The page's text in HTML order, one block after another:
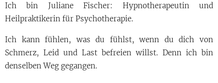
Ich bin Juliane Fischer: Hypnotherapeutin und
Heilpraktikerin für Psychotherapie.
Ich kann fühlen, was du fühlst, wenn du dich von
Schmerz, Leid und Last befreien willst. Denn ich bin
denselben Weg gegangen.